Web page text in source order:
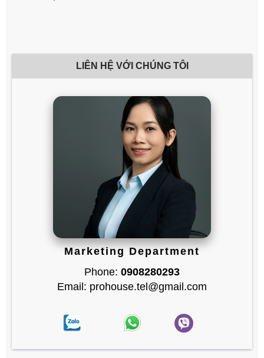
LIÊN HỆ VỚI CHÚNG TÔI
Marketing Department
Phone: 0908280293
Email: prohouse.tel@gmail.com